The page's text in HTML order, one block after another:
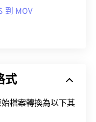
到 MOV
式
檔案轉換為以下其